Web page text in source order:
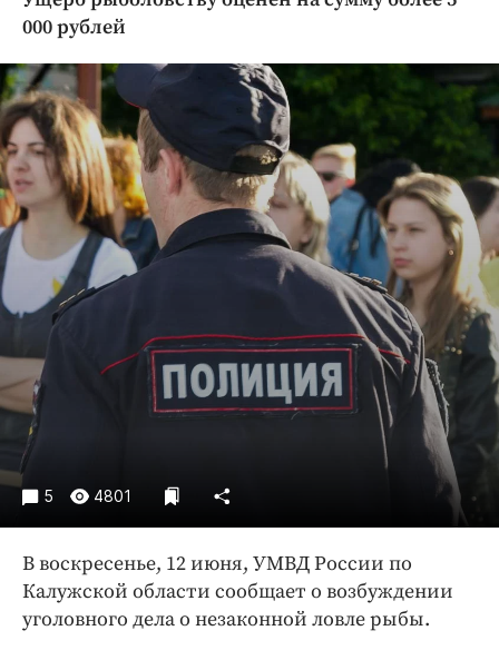
Криминал
Недвижимость и ЖКХ
Образование
Общество
Погода
Праздники
Происшествия
Спорт
Экономика и бизнес
ПРОЕКТЫ
Интересное чтиво
Бренд года
Работодатель года
000 рублей
5 4801
В воскресенье, 12 июня, УМВД России по
Калужской области сообщает о возбуждении
уголовного дела о незаконной ловле рыбы.